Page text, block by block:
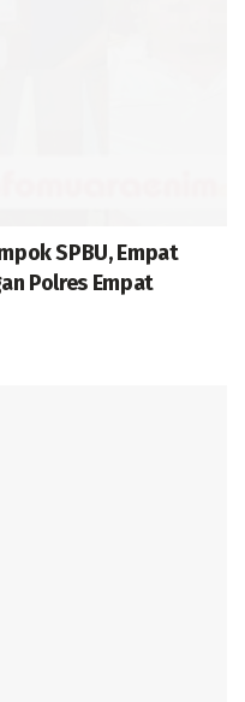
SPBU, Empat
Polres Empat